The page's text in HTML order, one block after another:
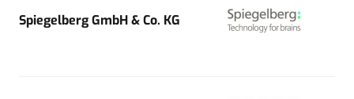
Spiegelberg GmbH & Co. KG